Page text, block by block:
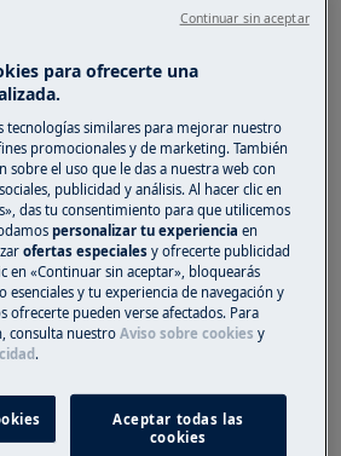
excesivo durante el
horno es suciedad o
del ventilador.
del horno, incluida la
se encuentra el
se indica en el manual del
funciones de limpieza
disponibles.
de si su horno está equipado
de limpieza,
para ofrecerte una
tecnologías similares para mejorar nuestro
promocionales y de marketing. También
el uso que le das a nuestra web con
publicidad y análisis. Al hacer clic en
das tu consentimiento para que utilicemos
personalizar tu experienciaen
ofertas especiales y ofrecerte publicidad
en «Continuar sin aceptar», bloquearás
esenciales y tu experiencia de navegación y
ofrecerte pueden verse afectados. Para
consulta nuestroAviso sobre cookies y
.
Aceptar todas las
cookies
Continuar sin aceptar